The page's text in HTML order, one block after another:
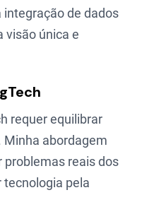
de dados
visão única e
requer equilibrar
abordagem
problemas reais dos
tecnologia pela